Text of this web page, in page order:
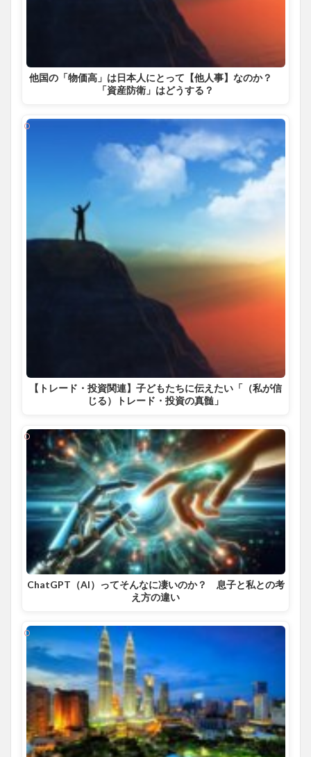
他国の「物価高」は日本人にとって【他人事】なのか？
「資産防衛」はどうする？
【トレード・投資関連】子どもたちに伝えたい「（私が信
じる）トレード・投資の真髄」
ChatGPT（AI）ってそんなに凄いのか？ 息子と私との考
え方の違い